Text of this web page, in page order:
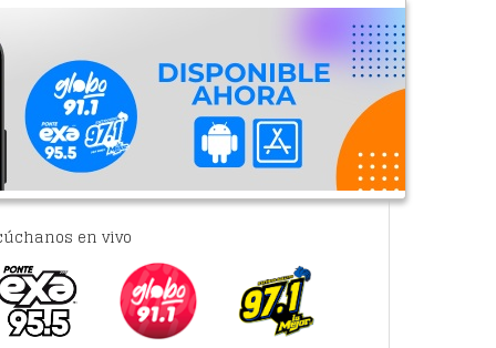
en vivo